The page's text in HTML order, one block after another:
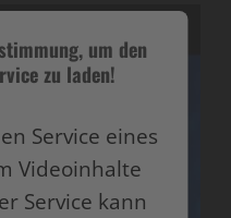
um den
zu laden!
Service eines
Videoinhalte
Service kann